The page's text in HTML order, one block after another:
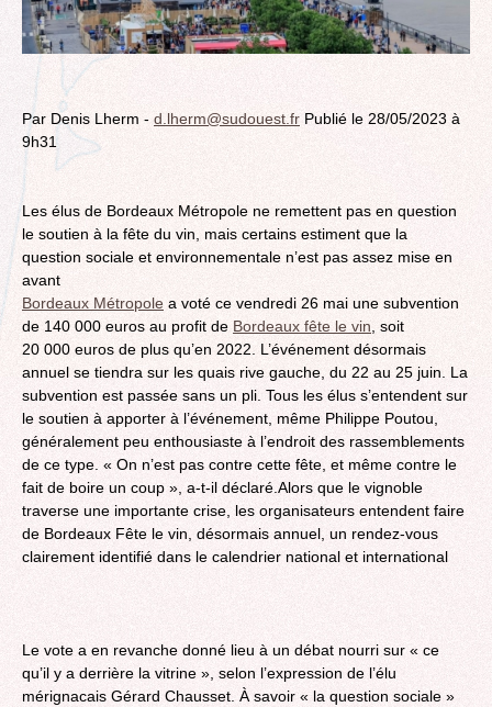
Par Denis Lherm - d.lherm@sudouest.fr Publié le 28/05/2023 à
9h31
Les élus de Bordeaux Métropole ne remettent pas en question
le soutien à la fête du vin, mais certains estiment que la
question sociale et environnementale n’est pas assez mise en
avant
Bordeaux Métropole a voté ce vendredi 26 mai une subvention
de 140 000 euros au profit de Bordeaux fête le vin , soit
20 000 euros de plus qu’en 2022. L’événement désormais
annuel se tiendra sur les quais rive gauche, du 22 au 25 juin. La
subvention est passée sans un pli. Tous les élus s’entendent sur
le soutien à apporter à l’événement, même Philippe Poutou,
généralement peu enthousiaste à l’endroit des rassemblements
de ce type. « On n’est pas contre cette fête, et même contre le
fait de boire un coup », a-t-il déclaré.Alors que le vignoble
traverse une importante crise, les organisateurs entendent faire
de Bordeaux Fête le vin, désormais annuel, un rendez-vous
clairement identifié dans le calendrier national et international
Le vote a en revanche donné lieu à un débat nourri sur « ce
qu’il y a derrière la vitrine », selon l’expression de l’élu
mérignacais Gérard Chausset. À savoir « la question sociale »